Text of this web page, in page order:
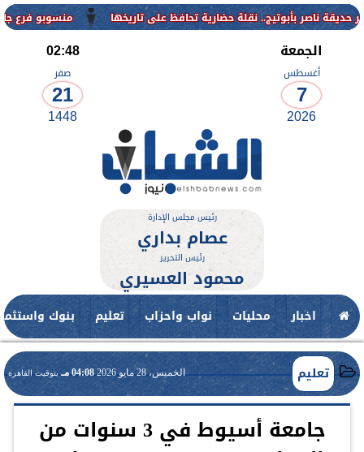
منسوبو فرع جامعة الأزهر
الجمعة
أغسطس
7
2026
02:48
صفر
21
1448
رئيس مجلس الإدارة
عصام بداري
رئيس التحرير
محمود العسيري
اخبار محليات نواب واحزاب تعليم بنوك
تعليم الخميس، 28 مايو 2026 04:08 مـ بتوقيت القاهرة
جامعة أسيوط في 3 سنوات من